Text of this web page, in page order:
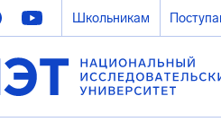
Школьникам